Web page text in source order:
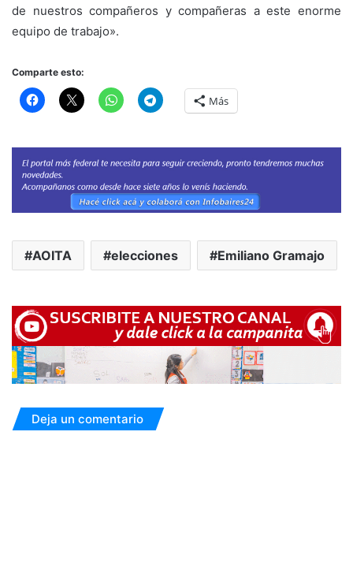
de nuestros compañeros y compañeras a este enorme
equipo de trabajo».
Comparte esto:
Más
AOITA elecciones Emiliano Gramajo
Deja un comentario